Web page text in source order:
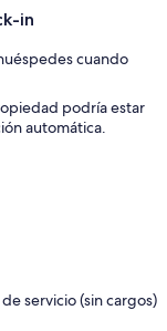
in
cuando
podría estar
automática.
servicio (sin cargos)